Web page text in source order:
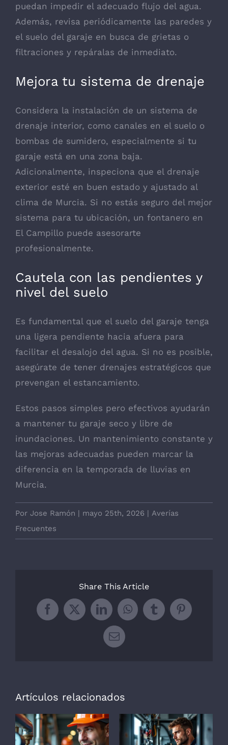
puedan impedir el adecuado flujo del agua.
Además, revisa periódicamente las paredes y
el suelo del garaje en busca de grietas o
filtraciones y repáralas de inmediato.
Mejora tu sistema de drenaje
Considera la instalación de un sistema de
drenaje interior, como canales en el suelo o
bombas de sumidero, especialmente si tu
garaje está en una zona baja.
Adicionalmente, inspeciona que el drenaje
exterior esté en buen estado y ajustado al
clima de Murcia. Si no estás seguro del mejor
sistema para tu ubicación, un fontanero en
El Campillo puede asesorarte
profesionalmente.
Cautela con las pendientes y
nivel del suelo
Es fundamental que el suelo del garaje tenga
una ligera pendiente hacia afuera para
facilitar el desalojo del agua. Si no es posible,
asegúrate de tener drenajes estratégicos que
prevengan el estancamiento.
Estos pasos simples pero efectivos ayudarán
a mantener tu garaje seco y libre de
inundaciones. Un mantenimiento constante y
las mejoras adecuadas pueden marcar la
diferencia en la temporada de lluvias en
Murcia.
Por Jose Ramón | mayo 25th, 2026 | Averías
Frecuentes
Share This Article
Facebook
X LinkedInWhatsApp
TumblrPinterest
Correo
Artículos relacionados